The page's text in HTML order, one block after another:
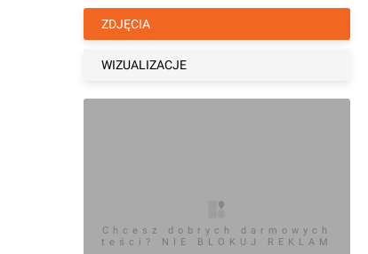
ZDJĘCIA
WIZUALIZACJE
Chcesz dobrych darmowych
teści? NIE BLOKUJ REKLAM